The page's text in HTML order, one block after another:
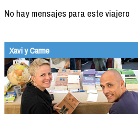
No hay mensajes para este viajero
Xavi y Carme